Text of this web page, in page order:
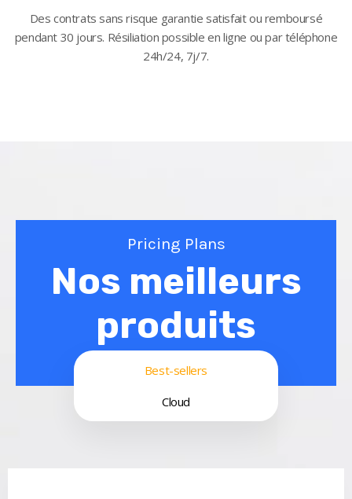
Des contrats sans risque garantie satisfait ou remboursé
pendant 30 jours. Résiliation possible en ligne ou par téléphone
24h/24, 7j/7.
Pricing Plans
Nos meilleurs
produits
Best-sellers
Cloud